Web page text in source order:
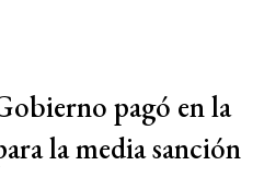
pagó en la
la media sanción